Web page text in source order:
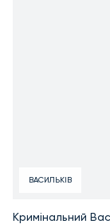
ВАСИЛЬКІВ
Кримінальний